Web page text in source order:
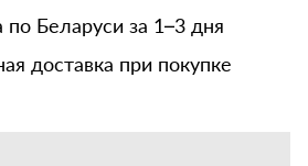
по Беларуси за 1–3 дня
доставка при покупке